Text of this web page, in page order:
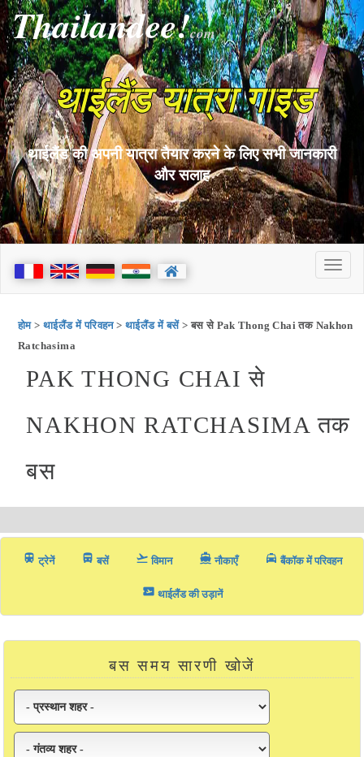
Thailandee!com
थाईलैंड यात्रा गाइड
थाईलैंड की अपनी यात्रा तैयार करने के लिए सभी जानकारी
और सलाह
होम>थाईलैंड में परिवहन> थाईलैंड में बसें> बस से Pak Thong Chai तक Nakhon
Ratchasima
PAK THONG CHAI से
NAKHON RATCHASIMA तक
बस
train ट्रेनें directions_bus_filled बसें flight_takeoff विमान directions_boat नौकाएँ local_taxi बैंकॉक में परिवहन
airplane_ticket थाईलैंड की उड़ानें
बस समय सारणी खोजें